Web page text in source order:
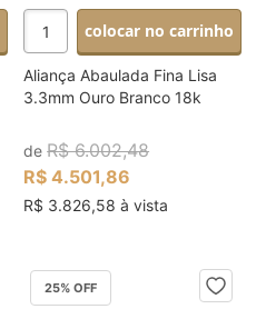
colocar no carrinho
Aliança Abaulada Fina Lisa
3.3mm Ouro Branco 18k
deR$ 6.002,48
R$ 4.501,86
R$ 3.826,58 à vista
25% OFF